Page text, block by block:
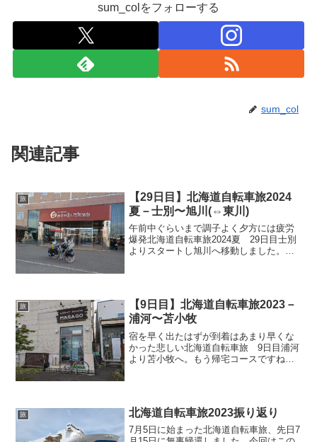
sum_colをフォローする
sum_col
関連記事
旅
【29日目】北海道自転車旅2024
夏－士別〜旭川(⇔東川)
午前中ぐらいまで調子よく夕方には疲労
爆発北海道自転車旅2024夏 29日目士別
よりスタートし旭川へ移動しました。旭
40号を走り塩狩峠...
旅
【9日目】北海道自転車旅2023－
浦河〜苫小牧
宿を早く出たはずが到着はあまり早くな
かった悲しい北海道自転車旅 9日目浦河
より苫小牧へ。もう帰宅コースですね。
旅 北海道自転車旅2023振り返り
7月5日に始まった北海道自転車旅、先日7